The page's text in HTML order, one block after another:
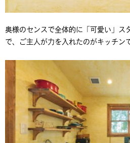
奥様のセンスで全体的に「可愛い」ス
で、ご主人が力を入れたのがキッチン